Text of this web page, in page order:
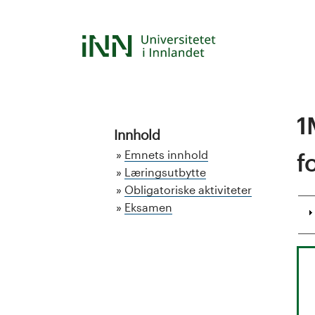
S
Innhold
Emnets innhold
Læringsutbytte
Obligatoriske aktiviteter
Eksamen